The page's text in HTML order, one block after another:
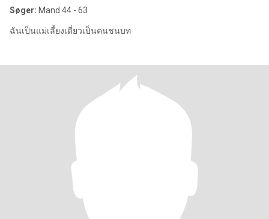
Søger: Mand 44 - 63
ฉันเป็นแม่เลี้ยงเดี่ยวเป็นคนชนบท